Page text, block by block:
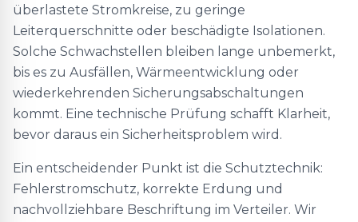
überlastete Stromkreise, zu geringe
Leiterquerschnitte oder beschädigte Isolationen.
Solche Schwachstellen bleiben lange unbemerkt,
bis es zu Ausfällen, Wärmeentwicklung oder
wiederkehrenden Sicherungsabschaltungen
kommt. Eine technische Prüfung schafft Klarheit,
bevor daraus ein Sicherheitsproblem wird.
Ein entscheidender Punkt ist die Schutztechnik:
Fehlerstromschutz, korrekte Erdung und
nachvollziehbare Beschriftung im Verteiler. Wir